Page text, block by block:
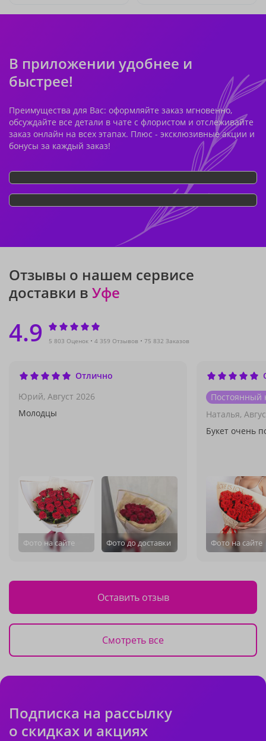
В приложении удобнее и
быстрее!
Преимущества для Вас: оформляйте заказ мгновенно,
обсуждайте все детали в чате с флористом и отслеживайте
заказ онлайн на всех этапах. Плюс - эксклюзивные акции и
бонусы за каждый заказ!
Отзывы о нашем сервисе
доставки в Уфе
4.9 5 803 Оценок 4 359 Отзывов 75 832 Заказов
Отлично
Юрий, Август 2026
Молодцы
Фото на сайте Фото до доставки
Постоянный
Наталья,
Букет очень
Фото на сайте
Оставить отзыв
Смотреть все
Подписка на рассылку
о скидках и акциях